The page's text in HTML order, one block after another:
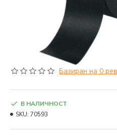
Базиран на 0
В НАЛИЧНОСТ
SKU: 70593